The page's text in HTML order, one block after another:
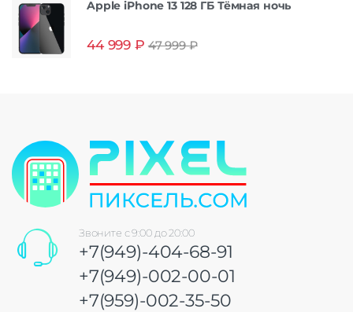
Apple iPhone 13 128 ГБ Тёмная ночь
44 999 ₽ 47 999₽
Звоните с 9:00 до 20:00
+7(949)-404-68-91
+7(949)-002-00-01
+7(959)-002-35-50